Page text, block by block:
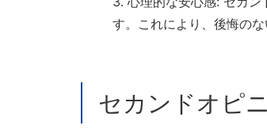
す。これにより、後悔の
セカンドオピ